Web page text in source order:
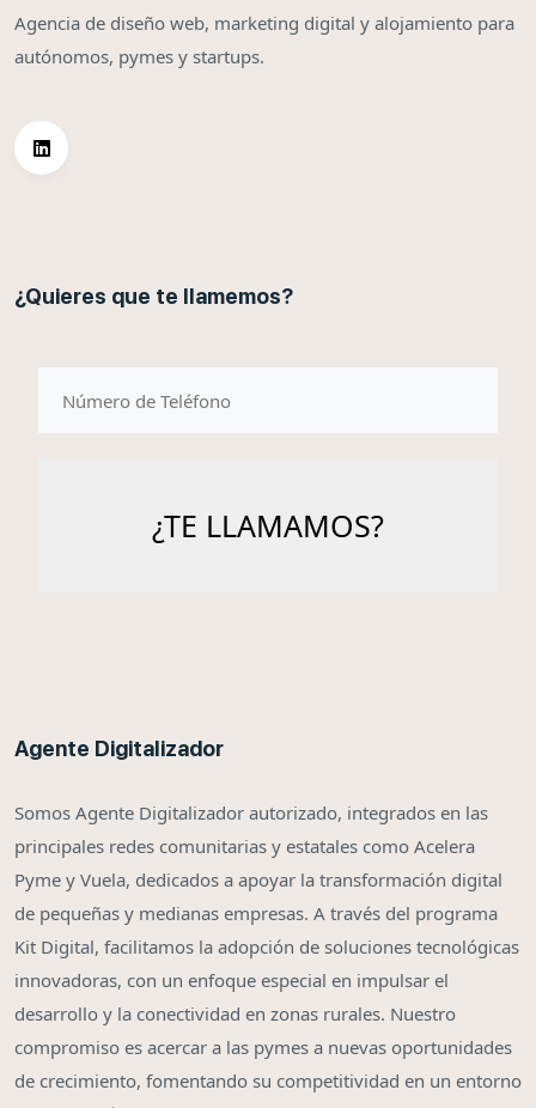
Agencia de diseño web, marketing digital y alojamiento para
autónomos, pymes y startups.
¿Quieres que te llamemos?
Agente Digitalizador
Somos Agente Digitalizador autorizado, integrados en las
principales redes comunitarias y estatales como Acelera
Pyme y Vuela, dedicados a apoyar la transformación digital
de pequeñas y medianas empresas. A través del programa
Kit Digital, facilitamos la adopción de soluciones tecnológicas
innovadoras, con un enfoque especial en impulsar el
desarrollo y la conectividad en zonas rurales. Nuestro
compromiso es acercar a las pymes a nuevas oportunidades
de crecimiento, fomentando su competitividad en un entorno